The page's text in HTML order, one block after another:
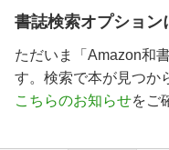
書誌検索オプション
ただいま「Amazon和
す。検索で本が見つか
こちらのお知らせをご